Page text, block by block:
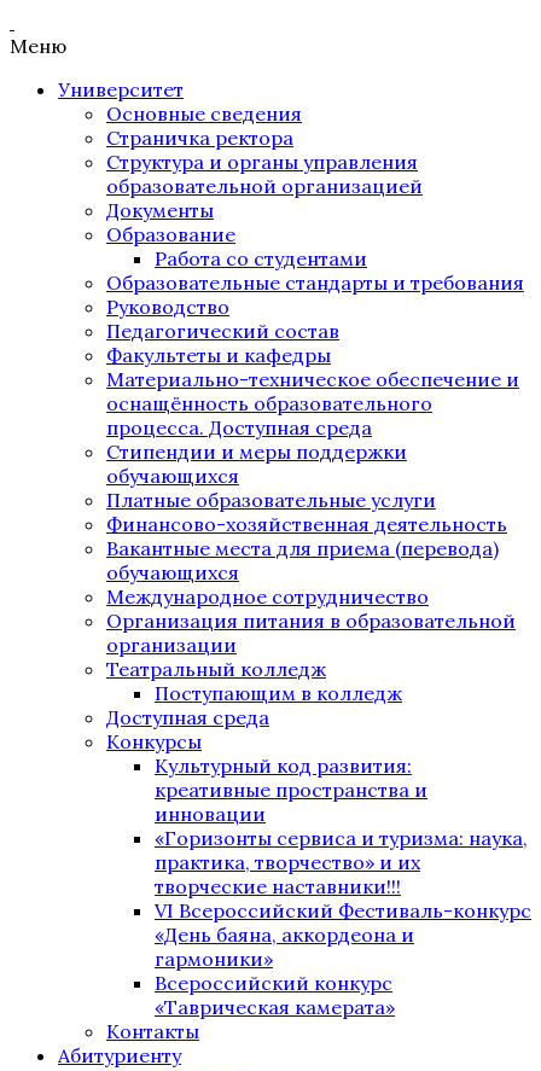
Меню
Университет
Основные сведения
Страничка ректора
Структура и органы управления
образовательной организацией
Документы
Образование
Работа со студентами
Образовательные стандарты и требования
Руководство
Педагогический состав
Факультеты и кафедры
Материально-техническое обеспечение и
оснащённость образовательного
процесса. Доступная среда
Стипендии и меры поддержки
обучающихся
Платные образовательные услуги
Финансово-хозяйственная деятельность
Вакантные места для приема (перевода)
обучающихся
Международное сотрудничество
Организация питания в образовательной
организации
Театральный колледж
Поступающим в колледж
Доступная среда
Конкурсы
Культурный код развития:
креативные пространства и
инновации
«Горизонты сервиса и туризма: наука,
практика, творчество» и их
творческие наставники!!!
VI Всероссийский Фестиваль-конкурс
«День баяна, аккордеона и
гармоники»
Всероссийский конкурс
«Таврическая камерата»
Контакты
Абитуриенту